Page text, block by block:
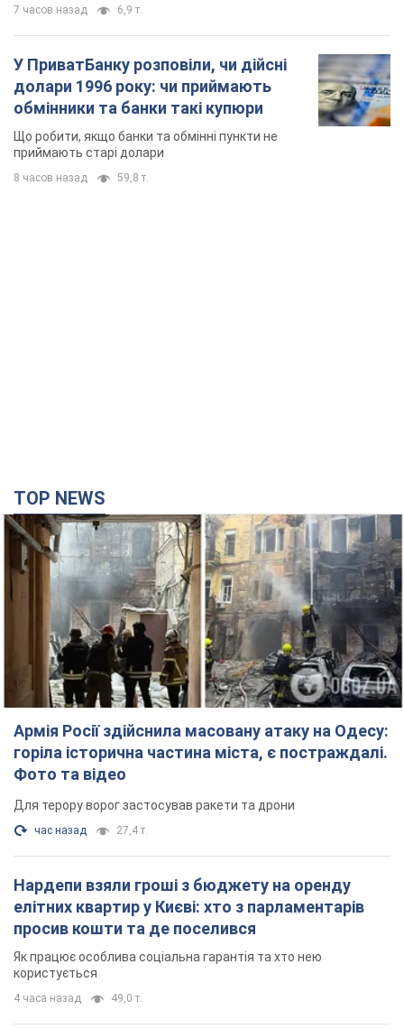
7 часов назад 6,9 т.
У ПриватБанку розповіли, чи дійсні
долари 1996 року: чи приймають
обмінники та банки такі купюри
Що робити, якщо банки та обмінні пункти не
приймають старі долари
8 часов назад 59,8 т.
TOP NEWS
Армія Росії здійснила масовану атаку на Одесу:
горіла історична частина міста, є постраждалі.
Фото та відео
Для терору ворог застосував ракети та дрони
час назад 27,4 т.
Нардепи взяли гроші з бюджету на оренду
елітних квартир у Києві: хто з парламентарів
просив кошти та де поселився
Як працює особлива соціальна гарантія та хто нею
користується
4 часа назад 49,0 т.